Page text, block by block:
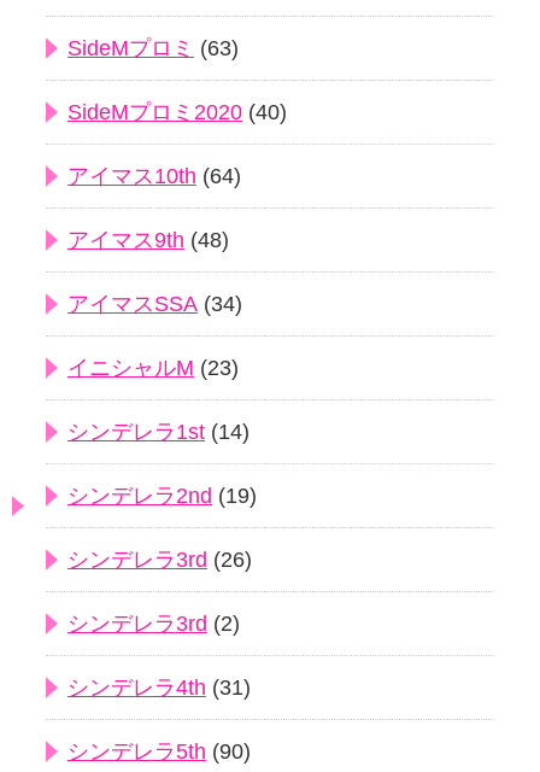
SideMプロミ (63)
SideMプロミ2020 (40)
アイマス10th (64)
アイマス9th (48)
アイマスSSA (34)
イニシャルM (23)
シンデレラ1st (14)
シンデレラ2nd (19)
シンデレラ3rd (26)
シンデレラ3rd (2)
シンデレラ4th (31)
シンデレラ5th (90)